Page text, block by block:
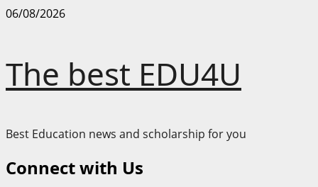
Skip
06/08/2026
The best EDU4U
Best Education news and scholarship for you
Connect with Us